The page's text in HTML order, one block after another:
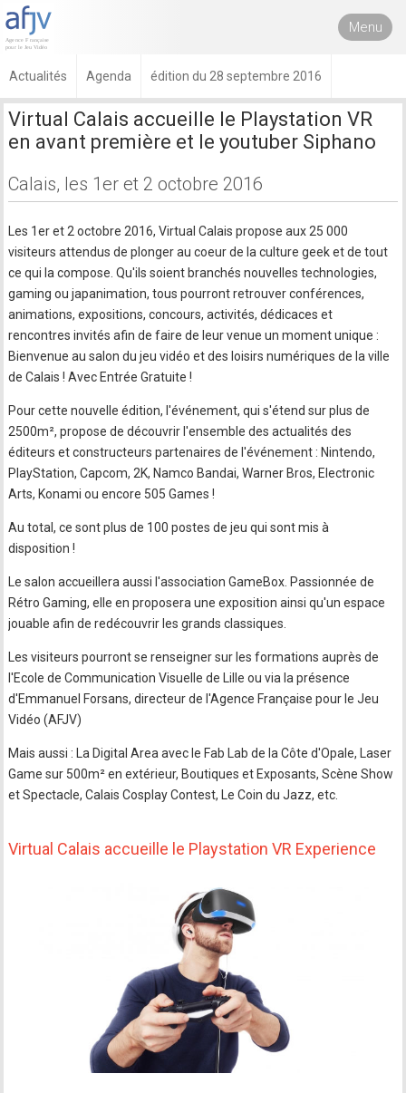
Menu
Actualités Agenda édition du 28 septembre 2016
Virtual Calais accueille le Playstation VR
en avant première et le youtuber Siphano
Calais, les 1er et 2 octobre 2016
Les 1er et 2 octobre 2016, Virtual Calais propose aux 25 000
visiteurs attendus de plonger au coeur de la culture geek et de tout
ce qui la compose. Qu'ils soient branchés nouvelles technologies,
gaming ou japanimation, tous pourront retrouver conférences,
animations, expositions, concours, activités, dédicaces et
rencontres invités afin de faire de leur venue un moment unique :
Bienvenue au salon du jeu vidéo et des loisirs numériques de la ville
de Calais ! Avec Entrée Gratuite !
Pour cette nouvelle édition, l'événement, qui s'étend sur plus de
2500m², propose de découvrir l'ensemble des actualités des
éditeurs et constructeurs partenaires de l'événement : Nintendo,
PlayStation, Capcom, 2K, Namco Bandai, Warner Bros, Electronic
Arts, Konami ou encore 505 Games !
Au total, ce sont plus de 100 postes de jeu qui sont mis à
disposition !
Le salon accueillera aussi l'association GameBox. Passionnée de
Rétro Gaming, elle en proposera une exposition ainsi qu'un espace
jouable afin de redécouvrir les grands classiques.
Les visiteurs pourront se renseigner sur les formations auprès de
l'Ecole de Communication Visuelle de Lille ou via la présence
d'Emmanuel Forsans, directeur de l'Agence Française pour le Jeu
Vidéo (AFJV)
Mais aussi : La Digital Area avec le Fab Lab de la Côte d'Opale, Laser
Game sur 500m² en extérieur, Boutiques et Exposants, Scène Show
et Spectacle, Calais Cosplay Contest, Le Coin du Jazz, etc.
Virtual Calais accueille le Playstation VR Experience